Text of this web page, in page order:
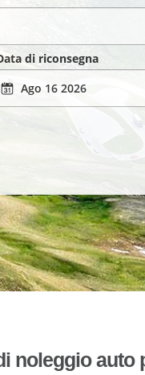
di riconsegna
noleggio